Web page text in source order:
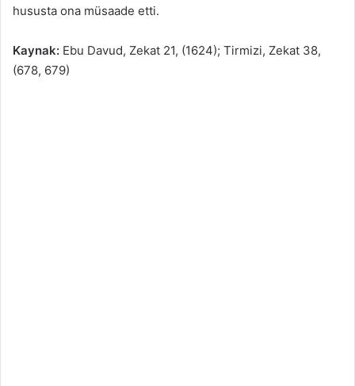
hususta ona müsaade etti.
Kaynak: Ebu Davud, Zekat 21, (1624); Tirmizi, Zekat 38,
(678, 679)